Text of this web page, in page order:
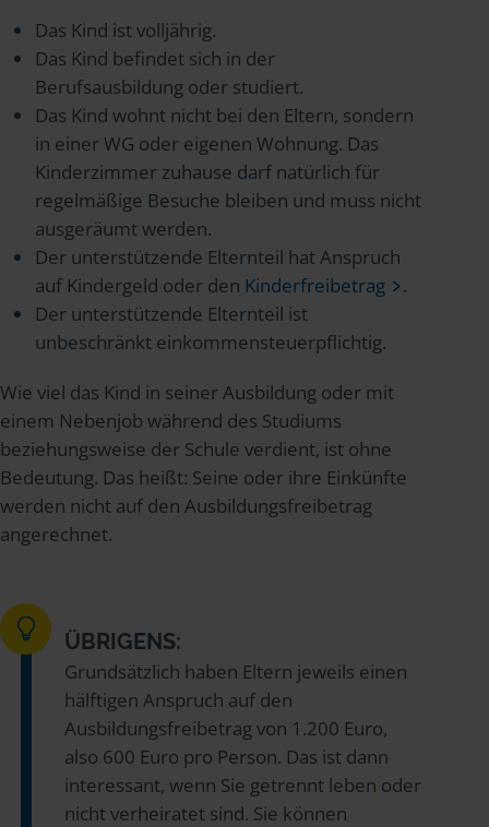
Das Kind ist volljährig.
Das Kind befindet sich in der
Berufsausbildung oder studiert.
Das Kind wohnt nicht bei den Eltern, sondern
in einer WG oder eigenen Wohnung. Das
Kinderzimmer zuhause darf natürlich für
regelmäßige Besuche bleiben und muss nicht
ausgeräumt werden.
Der unterstützende Elternteil hat Anspruch
auf Kindergeld oder den Kinderfreibetrag
.
Der unterstützende Elternteil ist
unbeschränkt einkommensteuerpflichtig.
Wie viel das Kind in seiner Ausbildung oder mit
einem Nebenjob während des Studiums
beziehungsweise der Schule verdient, ist ohne
Bedeutung. Das heißt: Seine oder ihre Einkünfte
werden nicht auf den Ausbildungsfreibetrag
angerechnet.
ÜBRIGENS:
Grundsätzlich haben Eltern jeweils einen
hälftigen Anspruch auf den
Ausbildungsfreibetrag von 1.200 Euro,
also 600 Euro pro Person. Das ist dann
interessant, wenn Sie getrennt leben oder
nicht verheiratet sind. Sie können